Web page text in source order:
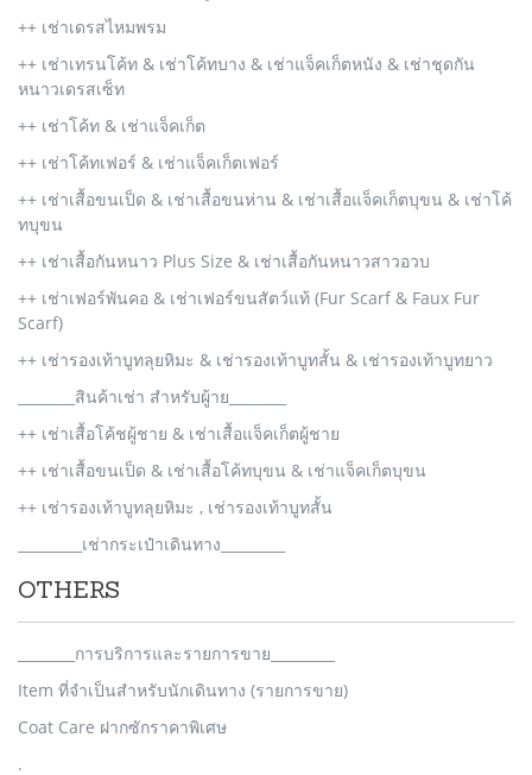
++ เช่าเดรสไหมพรม
++ เช่าเทรนโค้ท & เช่าโค้ทบาง & เช่าแจ็คเก็ตหนัง & เช่าชุดกัน
หนาวเดรสเซ็ท
++ เช่าโค้ท & เช่าแจ็คเก็ต
++ เช่าโค้ทเฟอร์ & เช่าแจ็คเก็ตเฟอร์
++ เช่าเสื้อขนเป็ด & เช่าเสื้อขนห่าน & เช่าเสื้อแจ็คเก็ตบุขน & เช่าโค้
ทบุขน
++ เช่าเสื้อกันหนาว Plus Size & เช่าเสื้อกันหนาวสาวอวบ
++ เช่าเฟอร์พันคอ & เช่าเฟอร์ขนสัตว์แท้ (Fur Scarf & Faux Fur
Scarf)
++ เช่ารองเท้าบูทลุยหิมะ & เช่ารองเท้าบูทสั้น & เช่ารองเท้าบูทยาว
________สินค้าเช่า สำหรับผู้าย________
++ เช่าเสื้อโค้ชผู้ชาย & เช่าเสื้อแจ็คเก็ตผู้ชาย
++ เช่าเสื้อขนเป็ด & เช่าเสื้อโค้ทบุขน & เช่าแจ็คเก็ตบุขน
++ เช่ารองเท้าบูทลุยหิมะ , เช่ารองเท้าบูทสั้น
_________เช่ากระเป๋าเดินทาง_________
OTHERS
________การบริการและรายการขาย_________
Item ที่จำเป็นสำหรับนักเดินทาง (รายการขาย)
Coat Care ฝากซักราคาพิเศษ
.